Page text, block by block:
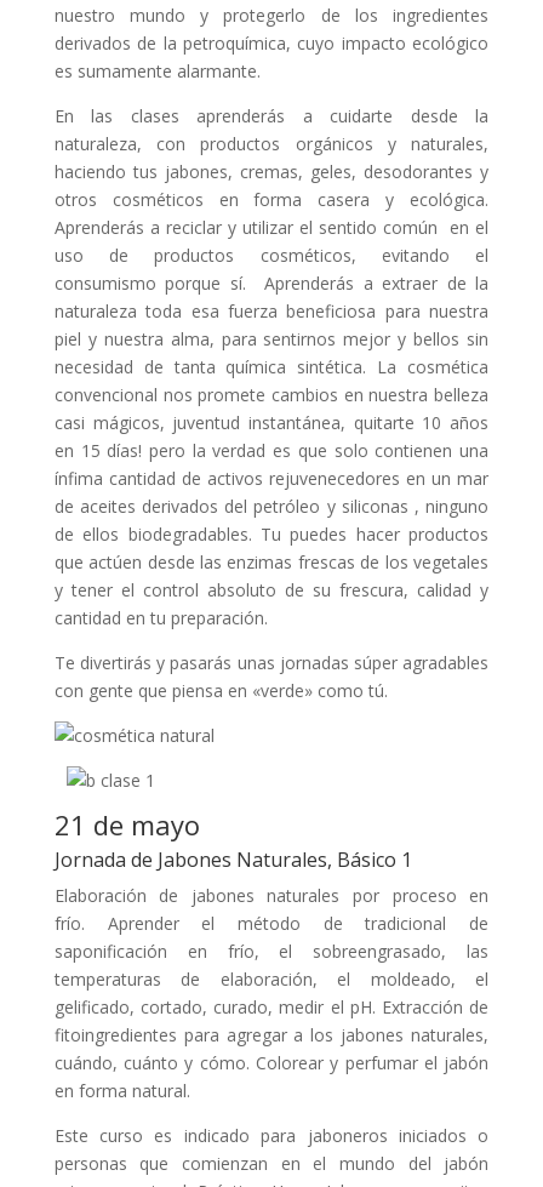
nuestro mundo y protegerlo de los ingredientes
derivados de la petroquímica, cuyo impacto ecológico
es sumamente alarmante.
En las clases aprenderás a cuidarte desde la
naturaleza, con productos orgánicos y naturales,
haciendo tus jabones, cremas, geles, desodorantes y
otros cosméticos en forma casera y ecológica.
Aprenderás a reciclar y utilizar el sentido común en el
uso de productos cosméticos, evitando el
consumismo porque sí. Aprenderás a extraer de la
naturaleza toda esa fuerza beneficiosa para nuestra
piel y nuestra alma, para sentirnos mejor y bellos sin
necesidad de tanta química sintética. La cosmética
convencional nos promete cambios en nuestra belleza
casi mágicos, juventud instantánea, quitarte 10 años
en 15 días! pero la verdad es que solo contienen una
ínfima cantidad de activos rejuvenecedores en un mar
de aceites derivados del petróleo y siliconas , ninguno
de ellos biodegradables. Tu puedes hacer productos
que actúen desde las enzimas frescas de los vegetales
y tener el control absoluto de su frescura, calidad y
cantidad en tu preparación.
Te divertirás y pasarás unas jornadas súper agradables
con gente que piensa en «verde» como tú.
21 de mayo
Jornada de Jabones Naturales, Básico 1
Elaboración de jabones naturales por proceso en
frío. Aprender el método de tradicional de
saponificación en frío, el sobreengrasado, las
temperaturas de elaboración, el moldeado, el
gelificado, cortado, curado, medir el pH. Extracción de
fitoingredientes para agregar a los jabones naturales,
cuándo, cuánto y cómo. Colorear y perfumar el jabón
en forma natural.
Este curso es indicado para jaboneros iniciados o
personas que comienzan en el mundo del jabón